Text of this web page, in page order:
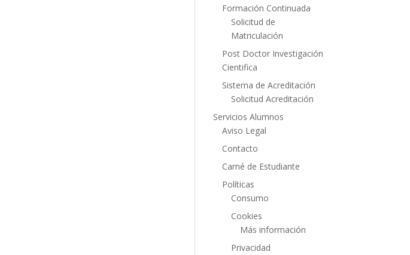
Formación Continuada
Solicitud de
Matriculación
Post Doctor Investigación
Cientifica
Sistema de Acreditación
Solicitud Acreditación
Servicios Alumnos
Aviso Legal
Contacto
Carné de Estudiante
Políticas
Consumo
Cookies
Más información
Privacidad